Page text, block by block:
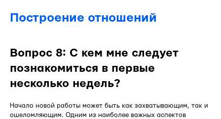
Построение отношений
Вопрос 8: С кем мне следует
познакомиться в первые
несколько недель?
Начало новой работы может быть как захватывающим, так и
ошеломляющим. Одним из наиболее важных аспектов